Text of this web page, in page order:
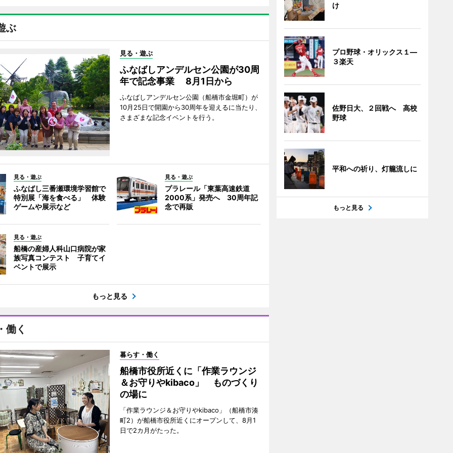
ぶ
見る・遊ぶ
ふなばしアンデルセン公園が30周
年で記念事業 8月1日から
ふなばしアンデルセン公園（船橋市金堀町）が
10月25日で開園から30周年を迎えるに当たり、
さまざまな記念イベントを行う。
見る・遊ぶ
ふなばし三番瀬環境学習館で
特別展「海を食べる」 体験
ゲームや展示など
見る・遊ぶ
プラレール「東葉高速鉄道
2000系」発売へ 30周年記
念で再販
見る・遊ぶ
船橋の産婦人科山口病院が家
族写真コンテスト 子育てイ
ベントで展示
もっと見る
働く
暮らす・働く
船橋市役所近くに「作業ラウンジ
＆お守りやkibaco」 ものづくり
の場に
「作業ラウンジ＆お守りやkibaco」（船橋市湊
町2）が船橋市役所近くにオープンして、8月1
日で2カ月がたった。
け
プロ野球・オリックス１―
３楽天
佐野日大、２回戦へ 高校
野球
平和への祈り、灯籠流しに
もっと見る